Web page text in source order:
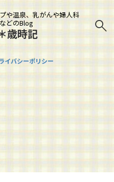
や温泉、乳がんや婦人科
どのBlog
歳時記
イバシーポリシー